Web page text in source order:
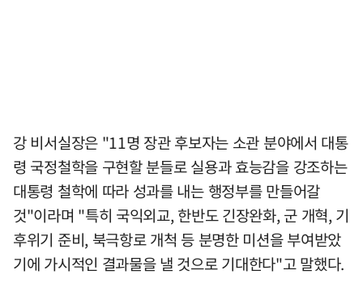
강 비서실장은 "11명 장관 후보자는 소관 분야에서 대통
령 국정철학을 구현할 분들로 실용과 효능감을 강조하는
대통령 철학에 따라 성과를 내는 행정부를 만들어갈
것"이라며 "특히 국익외교, 한반도 긴장완화, 군 개혁, 기
후위기 준비, 북극항로 개척 등 분명한 미션을 부여받았
기에 가시적인 결과물을 낼 것으로 기대한다"고 말했다.